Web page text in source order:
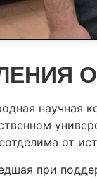
научная
от
при